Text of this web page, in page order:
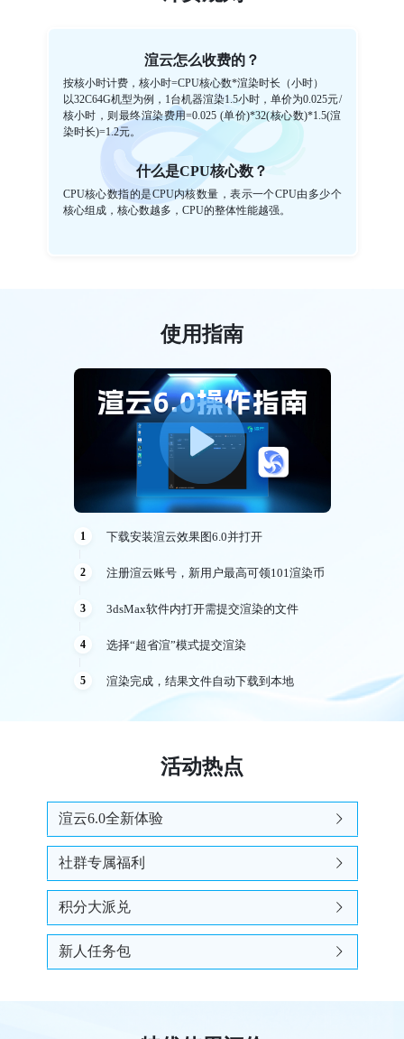
渲云怎么收费的？
按核小时计费，核小时=CPU核心数*渲染时长（小时）
以32C64G机型为例，1台机器渲染1.5小时，单价为0.025元/
核小时，则最终渲染费用=0.025 (单价)*32(核心数)*1.5(渲
染时长)=1.2元。
什么是CPU核心数？
CPU核心数指的是CPU内核数量，表示一个CPU由多少个
核心组成，核心数越多，CPU的整体性能越强。
使用指南
1 下载安装渲云效果图6.0并打开
2 注册渲云账号，新用户最高可领101渲染币
3 3dsMax软件内打开需提交渲染的文件
4 选择“超省渲”模式提交渲染
5 渲染完成，结果文件自动下载到本地
活动热点
渲云6.0全新体验
社群专属福利
积分大派兑
新人任务包